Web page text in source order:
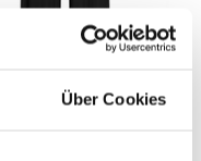
Über Cookies
25%